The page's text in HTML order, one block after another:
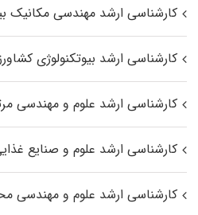
کارشناسی ارشد مهندسی مکانیک
کارشناسی ارشد بیوتکنولوژی
کارشناسی ارشد علوم و مهندسی
کارشناسی ارشد علوم و صنایع
کارشناسی ارشد علوم و مهندسی